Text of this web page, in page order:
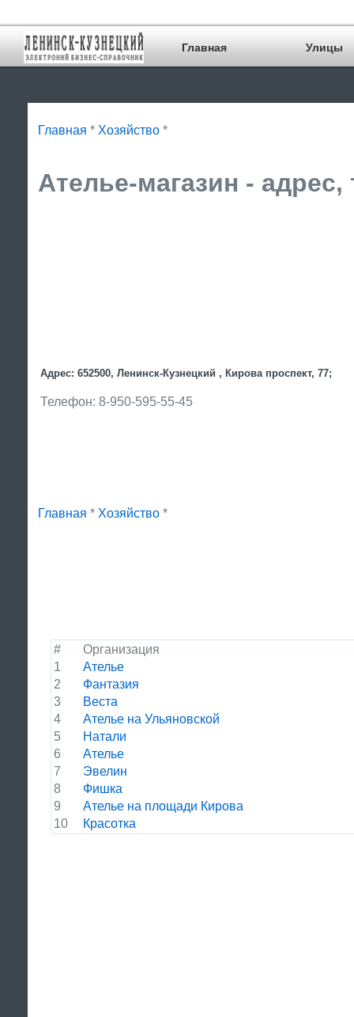
Главная Улицы
Главная * Хозяйство *
Ателье-магазин -
Адрес: 652500, Ленинск-Кузнецкий , Кирова проспект, 77;
Телефон: 8-950-595-55-45
Главная * Хозяйство *
#
Организация
1
Ателье
2
Фантазия
3
Веста
4
Ателье на Ульяновской
5
Натали
6
Ателье
7
Эвелин
8
Фишка
9
Ателье на площади Кирова
10
Красотка